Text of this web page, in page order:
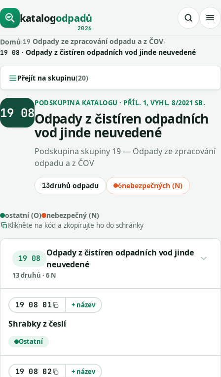
katalogodpadů
2026
Domů›19 Odpady ze zpracování odpadu a z ČOV›
19 08 · Odpady z čistíren odpadních vod jinde neuvedené
Přejít na skupinu(20)
19 08
PODSKUPINA KATALOGU · PŘÍL. 1, VYHL. 8/2021 SB.
Odpady z čistíren odpadních
vod jinde neuvedené
Podskupina skupiny 19 — Odpady ze zpracování
odpadu a z ČOV
13druhů odpadu 6nebezpečných (N)
ostatní (O) nebezpečný (N)
Klikněte na kód a zkopírujte ho do schránky
19 08
Odpady z čistíren odpadních vod jinde
neuvedené
13 druhů · 6 N
19 08 01 + název
Shrabky z česlí
Ostatní
19 08 02 + název